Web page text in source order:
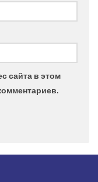
сайта в этом